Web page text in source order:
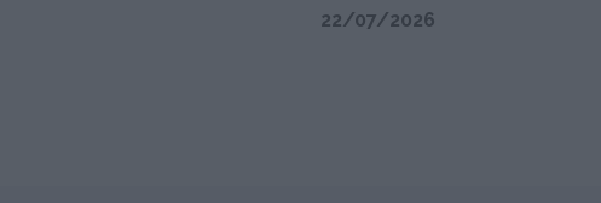
22/07/2026